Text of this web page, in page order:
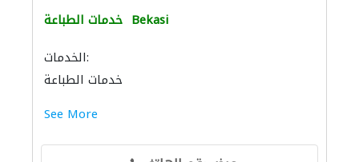
خدمات الطباعة Bekasi
الخدمات:
خدمات الطباعة
See More